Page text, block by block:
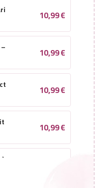
10,99€
10,99€
10,99€
10,99€